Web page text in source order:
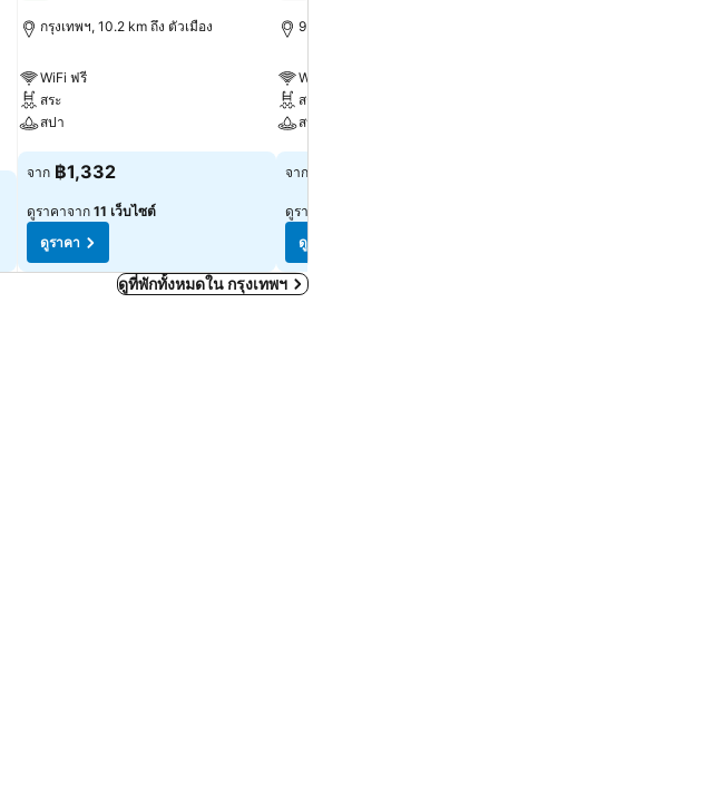
กรุงเทพฯ, 10.2 km ถึง ตัวเมือง
WiFi ฟรี
สระ
สปา
ดูราคา
จาก ฿1,332
ดูราคาจาก 11 เว็บไซต์
ดูราคา
9.1 km ถึง พระบรมมหาราชวัง
WiFi ฟรี
สระ
สปา
ดูราคา
จาก
ดูราคาจาก
ดูราคา
ดูที่พักทั้งหมดใน กรุงเทพฯ